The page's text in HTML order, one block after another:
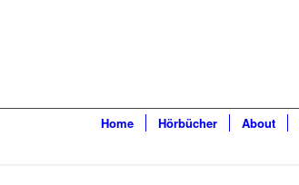
Home Hörbücher About